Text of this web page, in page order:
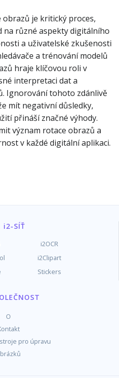
obrazů je kritický proces,
na různé aspekty digitálního
a uživatelské zkušenosti
a trénování modelů
hraje klíčovou roli v
interpretaci dat a
Ignorování tohoto zdánlivě
mít negativní důsledky,
přináší značné výhody.
význam rotace obrazů a
v každé digitální aplikaci.
i2-SÍŤ
i2OCR
i2Clipart
Stickers
O
pro úpravu